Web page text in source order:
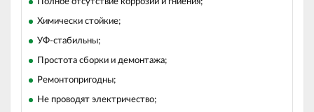
Химически стойкие;
УФ-стабильны;
Простота сборки и демонтажа;
Ремонтопригодны;
Не проводят электричество;